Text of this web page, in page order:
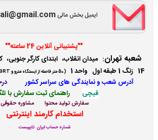
ایمیل بخش مالی
""پشتیبانی آنلاین 24 ساعته""
شعبه تهران: میدان انقلاب، ابتدای کارگر
14 زنگ 1 طبقه اول واحد 1
(50 متر فاصله از ایستگاه مترو و BRT میدان انقلاب
آدرس شعب و نمایندگی های سراسر کشور
قیچی
راهنمای ثبت سفارش با
سفارش تولید محتوا مشاوره حقوقی
استخدام کارمند اینترنتی
شماره حساب ایران تایپیست